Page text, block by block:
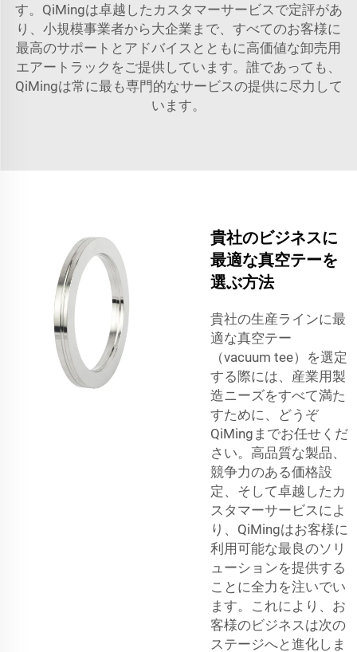
す。QiMingは卓越したカスタマーサービスで定評があ
り、小規模事業者から大企業まで、すべてのお客様に
最高のサポートとアドバイスとともに高価値な卸売用
エアートラックをご提供しています。誰であっても、
QiMingは常に最も専門的なサービスの提供に尽力して
います。
貴社のビジネスに
最適な真空テーを
選ぶ方法
貴社の生産ラインに最
適な真空テー
（vacuum tee）を選定
する際には、産業用製
造ニーズをすべて満た
すために、どうぞ
QiMingまでお任せくだ
さい。高品質な製品、
競争力のある価格設
定、そして卓越したカ
スタマーサービスによ
り、QiMingはお客様に
利用可能な最良のソリ
ューションを提供する
ことに全力を注いでい
ます。これにより、お
客様のビジネスは次の
ステージへと進化しま